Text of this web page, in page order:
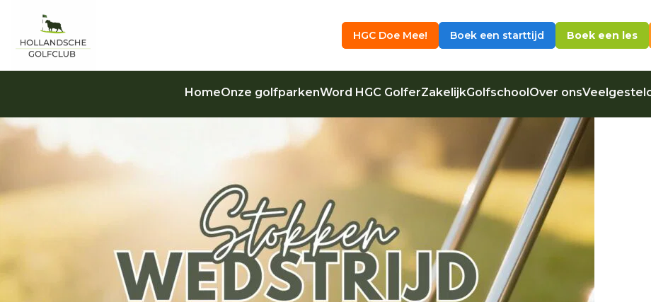
HGC Doe Mee! Boek een starttijd Boek een les
HomeOnze golfparkenWord HGC GolferZakelijkGolfschool Over ons